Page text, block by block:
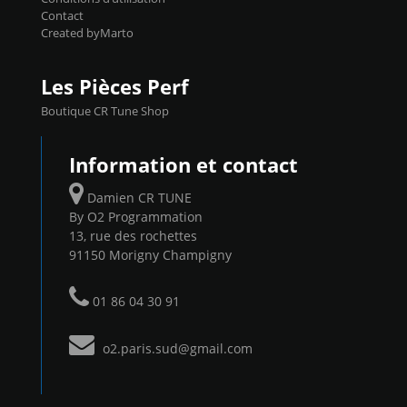
Contact
Created byMarto
Les Pièces Perf
Boutique CR Tune Shop
Information et contact
Damien CR TUNE
By O2 Programmation
13, rue des rochettes
91150 Morigny Champigny
01 86 04 30 91
o2.paris.sud@gmail.com